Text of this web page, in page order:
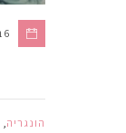
6 בדצמבר 2022
הונגריה